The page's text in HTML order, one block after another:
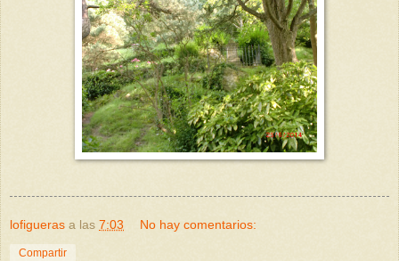
lofigueras a las 7:03 No hay comentarios:
Compartir